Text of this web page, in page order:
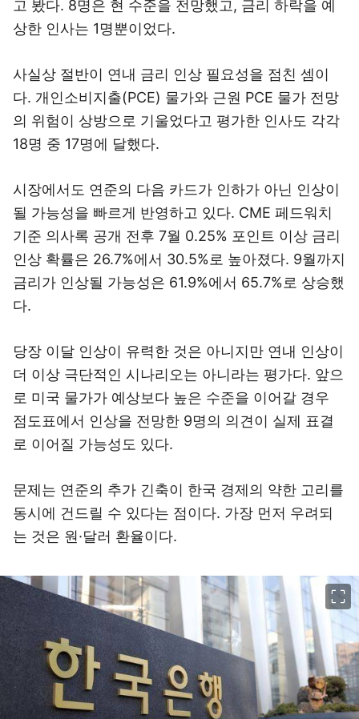
고 봤다. 8명은 현 수준을 전망했고, 금리 하락을 예
상한 인사는 1명뿐이었다.
사실상 절반이 연내 금리 인상 필요성을 점친 셈이
다. 개인소비지출(PCE) 물가와 근원 PCE 물가 전망
의 위험이 상방으로 기울었다고 평가한 인사도 각각
18명 중 17명에 달했다.
시장에서도 연준의 다음 카드가 인하가 아닌 인상이
될 가능성을 빠르게 반영하고 있다. CME 페드워치
기준 의사록 공개 전후 7월 0.25% 포인트 이상 금리
인상 확률은 26.7%에서 30.5%로 높아졌다. 9월까지
금리가 인상될 가능성은 61.9%에서 65.7%로 상승했
다.
당장 이달 인상이 유력한 것은 아니지만 연내 인상이
더 이상 극단적인 시나리오는 아니라는 평가다. 앞으
로 미국 물가가 예상보다 높은 수준을 이어갈 경우
점도표에서 인상을 전망한 9명의 의견이 실제 표결
로 이어질 가능성도 있다.
문제는 연준의 추가 긴축이 한국 경제의 약한 고리를
동시에 건드릴 수 있다는 점이다. 가장 먼저 우려되
는 것은 원·달러 환율이다.